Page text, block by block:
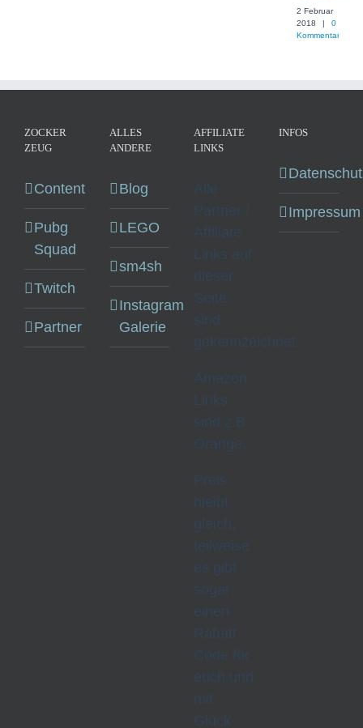
2 Februar
2018
|
0
Kommentare
ZOCKER
ZEUG
Content
Pubg
Squad
Twitch
Partner
ALLES
ANDERE
Blog
LEGO
sm4sh
Instagram
Galerie
AFFILIATE
LINKS
Alle
Partner /
Affiliate
Links auf
dieser
Seite
sind
gekennzeichnet.
Amazon
Links
sind z.B.
Orange.
Preis
bleibt
gleich,
teilweise
es gibt
sogar
einen
Rabatt
Code für
euch und
mit
Glück
INFOS
Impressum